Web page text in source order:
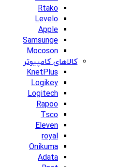
Rtako
Levelo
Apple
Samsunge
Mocoson
کالاهای کامپیوتر
KnetPlus
Logikey
Logitech
Rapoo
Tsco
Eleven
royal
Onikuma
Adata